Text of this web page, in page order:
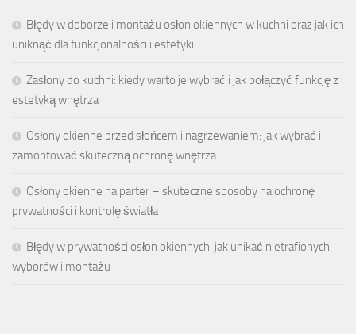
Błędy w doborze i montażu osłon okiennych w kuchni oraz jak ich
uniknąć dla funkcjonalności i estetyki
Zasłony do kuchni: kiedy warto je wybrać i jak połączyć funkcję z
estetyką wnętrza
Osłony okienne przed słońcem i nagrzewaniem: jak wybrać i
zamontować skuteczną ochronę wnętrza
Osłony okienne na parter – skuteczne sposoby na ochronę
prywatności i kontrolę światła
Błędy w prywatności osłon okiennych: jak unikać nietrafionych
wyborów i montażu